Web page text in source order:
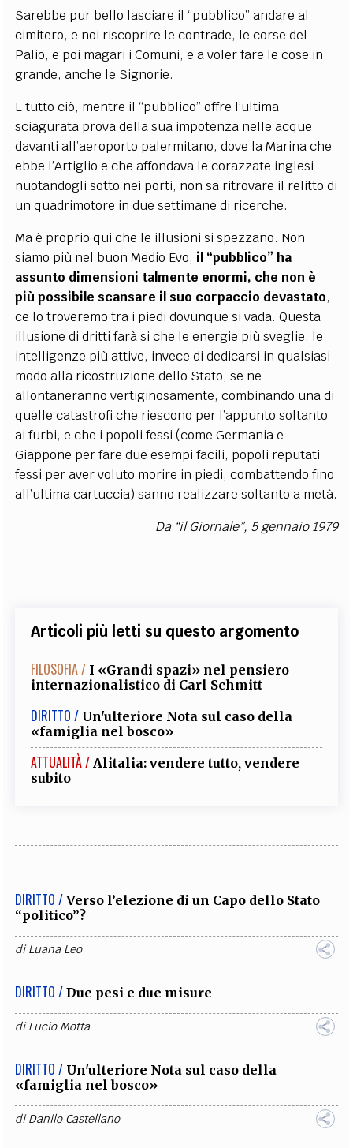
Sarebbe pur bello lasciare il “pubblico” andare al
cimitero, e noi riscoprire le contrade, le corse del
Palio, e poi magari i Comuni, e a voler fare le cose in
grande, anche le Signorie.
E tutto ciò, mentre il “pubblico” offre l’ultima
sciagurata prova della sua impotenza nelle acque
davanti all’aeroporto palermitano, dove la Marina che
ebbe l’Artiglio e che affondava le corazzate inglesi
nuotandogli sotto nei porti, non sa ritrovare il relitto di
un quadrimotore in due settimane di ricerche.
Ma è proprio qui che le illusioni si spezzano. Non
siamo più nel buon Medio Evo, il “pubblico” ha
assunto dimensioni talmente enormi, che non è
più possibile scansare il suo corpaccio devastato,
ce lo troveremo tra i piedi dovunque si vada. Questa
illusione di dritti farà si che le energie più sveglie, le
intelligenze più attive, invece di dedicarsi in qualsiasi
modo alla ricostruzione dello Stato, se ne
allontaneranno vertiginosamente, combinando una di
quelle catastrofi che riescono per l’appunto soltanto
ai furbi, e che i popoli fessi (come Germania e
Giappone per fare due esempi facili, popoli reputati
fessi per aver voluto morire in piedi, combattendo fino
all’ultima cartuccia) sanno realizzare soltanto a metà.
Da “il Giornale”, 5 gennaio 1979
Articoli più letti su questo argomento
FILOSOFIA / I «Grandi spazi» nel pensiero
internazionalistico di Carl Schmitt
DIRITTO / Un'ulteriore Nota sul caso della
«famiglia nel bosco»
ATTUALITÀ / Alitalia: vendere tutto, vendere
subito
DIRITTO / Verso l’elezione di un Capo dello Stato
“politico”?
diLuana Leo
DIRITTO / Due pesi e due misure
diLucio Motta
DIRITTO / Un'ulteriore Nota sul caso della
«famiglia nel bosco»
diDanilo Castellano